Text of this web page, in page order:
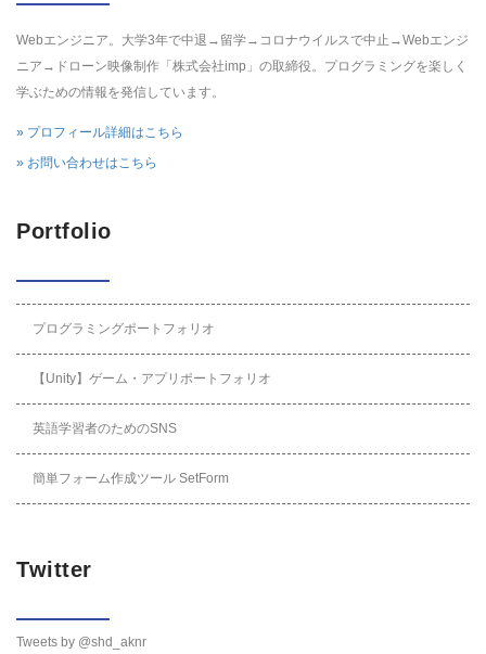
Webエンジニア。大学3年で中退→留学→コロナウイルスで中止→Webエンジ
ニア→ドローン映像制作「株式会社imp」の取締役。プログラミングを楽しく
学ぶための情報を発信しています。
» プロフィール詳細はこちら
» お問い合わせはこちら
Portfolio
プログラミングポートフォリオ
【Unity】ゲーム・アプリポートフォリオ
英語学習者のためのSNS
簡単フォーム作成ツール SetForm
Twitter
Tweets by @shd_aknr